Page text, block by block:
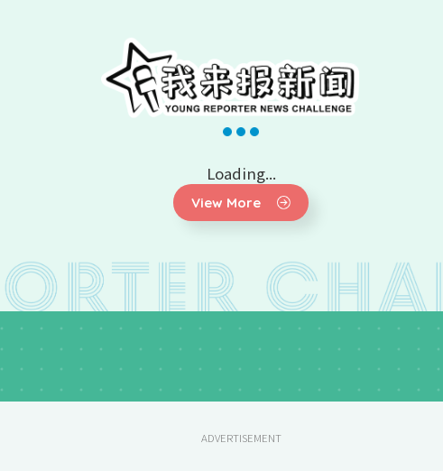
Loading...
View More
ADVERTISEMENT